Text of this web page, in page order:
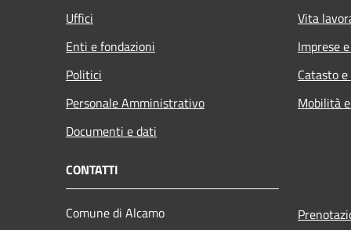
Uffici
Enti e fondazioni
Politici
Personale Amministrativo
Documenti e dati
Vita
Imprese
Catasto
Mobilità
CONTATTI
Comune di Alcamo